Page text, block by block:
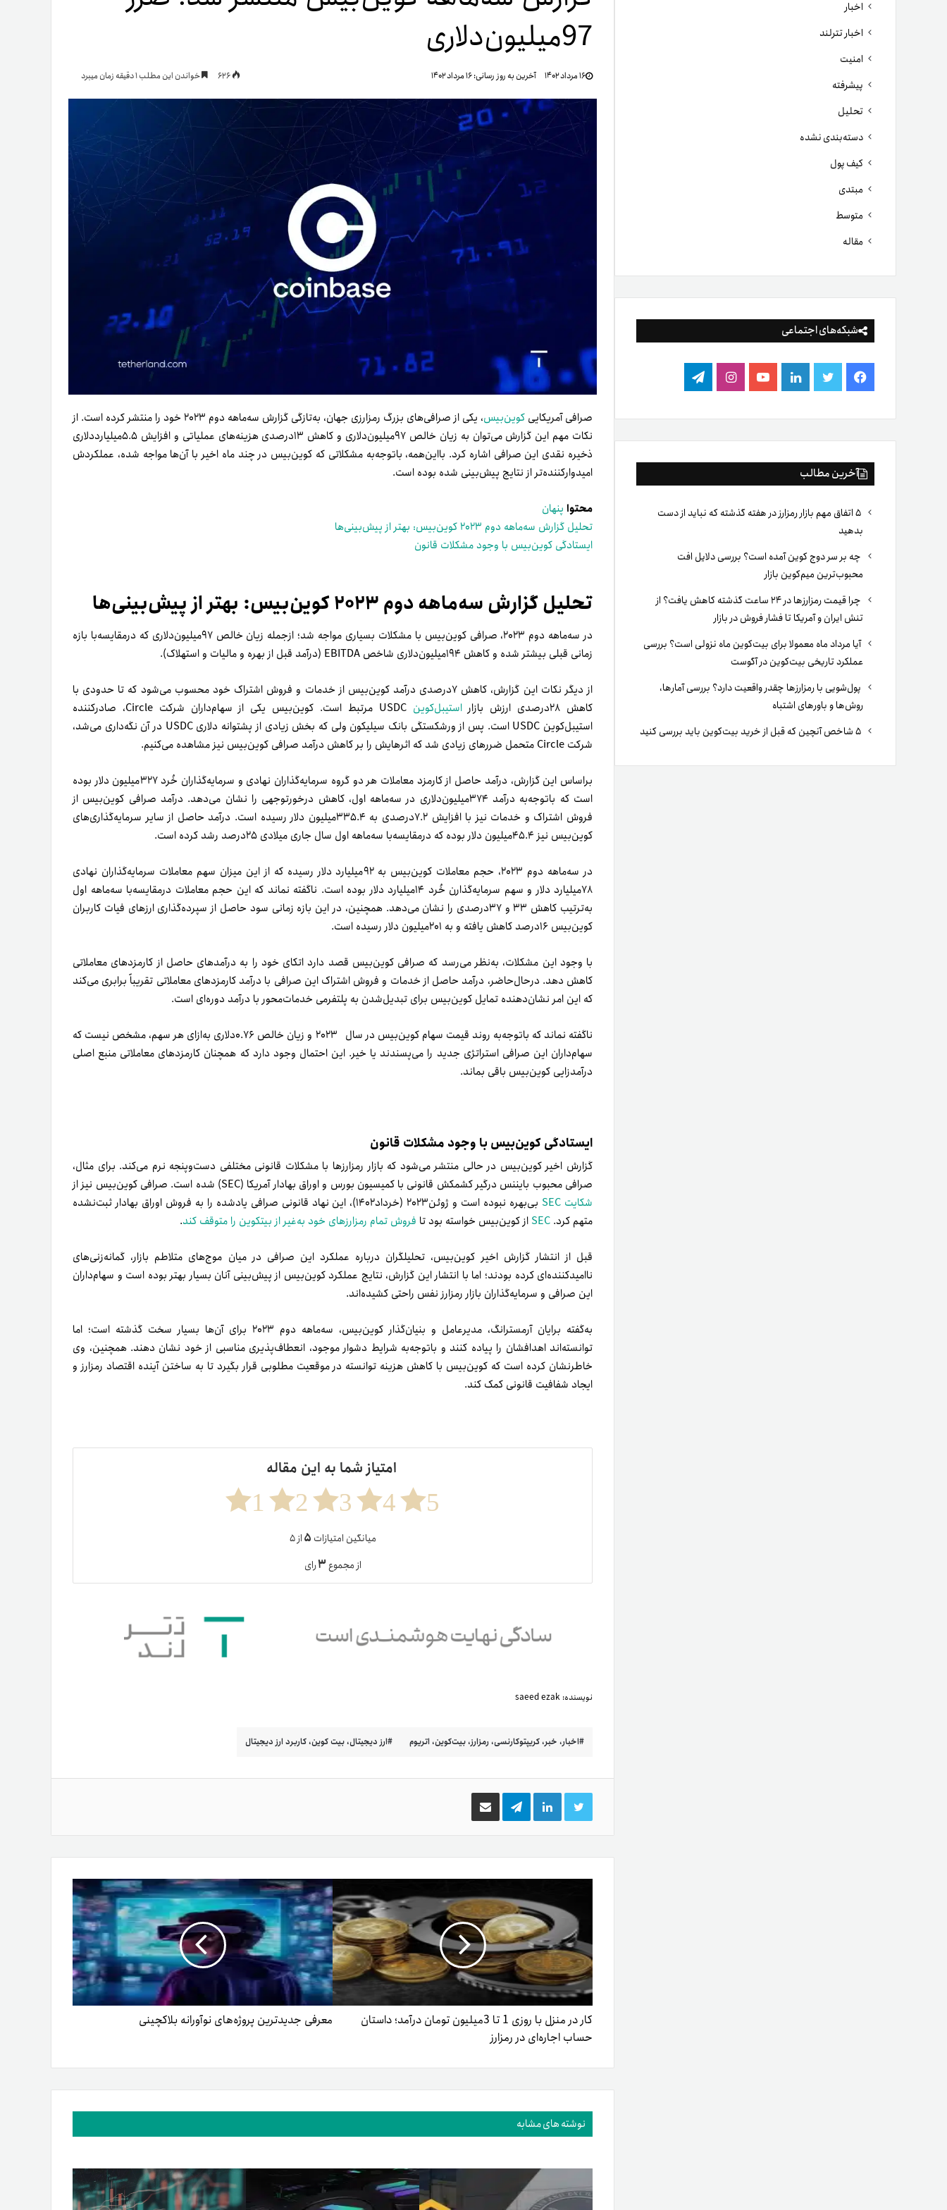
اخبار
اخبار تترلند
امنیت
پیشرفته
تحلیل
دسته‌بندی نشده
کیف پول
مبتدی
متوسط
مقاله
شبکه‌های اجتماعی
فیس
بوک
توییتر لینکدینیوتیوباینستاگرام
تلگرام
آخرین مطالب
۵ اتفاق مهم بازار رمزارز در هفته گذشته که نباید از دست
بدهید
چه بر سر دوج کوین آمده است؟ بررسی دلایل افت
محبوب‌ترین میم‌کوین بازار
چرا قیمت رمزارزها در ۲۴ ساعت گذشته کاهش یافت؟ از
تنش ایران و آمریکا تا فشار فروش در بازار
آیا مرداد ماه معمولا برای بیت‌کوین ماه نزولی است؟ بررسی
عملکرد تاریخی بیت‌کوین در آگوست
پول‌شویی با رمزارزها چقدر واقعیت دارد؟ بررسی آمارها،
روش‌ها و باورهای اشتباه
97‌میلیون‌دلاری
۱۶ مرداد ۱۴۰۲ آخرین به روز رسانی:۱۶ مرداد ۱۴۰۲ خواندن این مطلب 1 دقیقه زمان میبرد
صرافی آمریکایی کوین‌بیس
، یکی از صرافی‌های بزرگ رمزارزی جهان، به‌تازگی گزارش سه‌ماهه دوم ۲۰۲۳ خود را منتشر کرده است. از
نکات مهم این گزارش می‌توان به زیان خالص ۹۷‌میلیون‌دلاری و کاهش ۱۳درصدی هزینه‌های عملیاتی و افزایش ۵.۵‌میلیارد‌دلاری
ذخیره نقدی این صرافی اشاره کرد. بااین‌همه، باتوجه‌به مشکلاتی که کوین‌بیس در چند ماه اخیر با آن‌ها مواجه شده، عملکردش
امیدوارکننده‌تر از نتایج پیش‌بینی‌ شده بوده است.
محتوا پنهان
تحلیل گزارش سه‌ماهه دوم ۲۰۲۳ کوین‌بیس: بهتر از پیش‌بینی‌ها
ایستادگی کوین‌بیس با وجود مشکلات قانون
تحلیل گزارش سه‌ماهه دوم ۲۰۲۳ کوین‌بیس: بهتر از پیش‌بینی‌ها
در سه‌ماهه دوم ۲۰۲۳، صرافی کوین‌بیس با مشکلات بسیاری مواجه شد؛ ازجمله زیان خالص ۹۷‌میلیون‌دلاری که درمقایسه‌با بازه
زمانی قبلی بیشتر شده و کاهش ۱۹۴میلیون‌دلاری شاخص EBITDA (درآمد قبل از بهره و مالیات و استهلاک).
از دیگر نکات این گزارش، کاهش ۷درصدی درآمد کوین‌بیس از خدمات و فروش اشتراک خود محسوب می‌شود که تا حدودی با
کاهش ۲۸‌درصدی ارزش بازار
استیبل‌کوین
USDC مرتبط است. کوین‌بیس یکی از سهام‌داران شرکت Circle، صادرکننده
استیبل‌کوین USDC است. پس از ورشکستگی بانک سیلیکون ولی که بخش زیادی از پشتوانه دلاری USDC در آن نگه‌داری می‌شد،
شرکت Circle متحمل ضررهای زیادی شد که اثرهایش را بر کاهش درآمد صرافی کوین‌بیس نیز مشاهده می‌کنیم.
براساس این گزارش، درآمد حاصل از کارمزد معاملات هر دو گروه سرمایه‌گذاران نهادی و سرمایه‌گذاران خُرد ۳۲۷میلیون دلار بوده
است که باتوجه‌به درآمد ۳۷۴‌میلیون‌دلاری در سه‌ماهه اول، کاهش درخورتوجهی را نشان می‌دهد. درآمد صرافی کوین‌بیس از
فروش اشتراک و خدمات نیز با افزایش ۷.۲‌درصدی به ۳۳۵.۴میلیون دلار رسیده است. درآمد حاصل از سایر سرمایه‌گذاری‌های
کوین‌بیس نیز ۴۵.۴‌میلیون دلار بوده که درمقایسه‌با سه‌ماهه اول سال جاری میلادی ۲۵‌درصد رشد کرده است.
در سه‌ماهه دوم ۲۰۲۳، حجم معاملات کوین‌بیس به ۹۲میلیارد دلار رسیده که از این میزان سهم معاملات سرمایه‌گذاران نهادی
۷۸میلیارد دلار و سهم سرمایه‌گذارن خُرد ۱۴میلیارد دلار بوده است. ناگفته نماند که این حجم معاملات درمقایسه‌با سه‌ماهه اول
به‌ترتیب کاهش ۳۳ و ۳۷‌درصدی را نشان می‌دهد. همچنین، در این بازه زمانی سود حاصل از سپرده‌گذاری ارزهای فیات کاربران
کوین‌بیس ۱۶درصد کاهش یافته و به ۲۰۱میلیون دلار رسیده است.
با وجود این مشکلات، به‌نظر می‌رسد که صرافی کوین‌بیس قصد دارد اتکای خود را به درآمدهای حاصل از کارمزدهای معاملاتی
کاهش دهد. در‌حال‌حاضر، درآمد حاصل از خدمات و فروش اشتراک این صرافی با درآمد کارمزدهای معاملاتی تقریباً برابری می‌کند
که این امر نشان‌دهنده تمایل کوین‌بیس برای تبدیل‌شدن به پلتفرمی خدمات‌محور با درآمد دوره‌ای است.
ناگفته نماند که باتوجه‌به روند قیمت سهام کوین‌بیس در سال ۲۰۲۳ و زیان خالص ۰.۷۶‌دلاری به‌ازای هر سهم، مشخص نیست که
سهام‌داران این صرافی استراتژی جدید را می‌پسندند یا خیر. این احتمال وجود دارد که همچنان کارمزدهای معاملاتی منبع اصلی
درآمدزایی کوین‌بیس باقی بماند.
ایستادگی کوین‌بیس با وجود مشکلات قانون
گزارش اخیر کوین‌بیس در حالی منتشر می‌شود که بازار رمزارزها با مشکلات قانونی مختلفی دست‌وپنجه نرم می‌کند. برای مثال،
صرافی محبوب بایننس درگیر کشمکش قانونی با کمیسیون بورس و اوراق بهادار آمریکا (SEC) شده است. صرافی کوین‌بیس نیز از
شکایت SEC
بی‌بهره نبوده است و ژوئن۲۰۲۳ (خرداد۱۴۰۲)، این نهاد قانونی صرافی یادشده را به فروش اوراق بهادار ثبت‌نشده
متهم کرد. SEC از کوین‌بیس خواسته بود تا فروش تمام رمزارزهای خود به‌غیر از بیتکوین را متوقف کند.
قبل از انتشار گزارش اخیر کوین‌بیس، تحلیلگران درباره عملکرد این صرافی در میان موج‌های متلاطم بازار، گمانه‌زنی‌های
ناامیدکننده‌ای کرده بودند؛ اما با انتشار این گزارش، نتایج عملکرد کوین‌بیس از پیش‌بینی آنان بسیار بهتر بوده است و سهام‌داران
این صرافی و سرمایه‌گذاران بازار رمزارز نفس راحتی کشیده‌اند.
به‌گفته برایان آرمسترانگ، مدیر‌عامل و بنیان‌گذار کوین‌بیس، سه‌ماهه دوم ۲۰۲۳ برای آن‌ها بسیار سخت گذشته است؛ اما
توانسته‌اند اهدافشان را پیاده کنند و باتوجه‌به شرایط دشوار موجود، انعطاف‌پذیری مناسبی از خود نشان دهند. همچنین، وی
خاطر‌نشان کرده است که کوین‌بیس با کاهش هزینه توانسته در موقعیت مطلوبی قرار بگیرد تا به ساختن آینده اقتصاد رمزارز و
ایجاد شفافیت قانونی کمک کند.
امتیاز شما به این مقاله
5
4
3
2
1
میانگین امتیازات ۵از ۵
از مجموع۳رای
نویسنده: saeed ezak
اخبار، خبر، کریپتوکارنسی، رمزارز، بیت‌کوین، اتریوم ارز دیجیتال، بیت کوین، کاربرد ارز دیجیتال
توییتر لینکدینتلگرام اشتراک
گذاری
ایمیل
کار در منزل با روزی 1 تا 3میلیون تومان درآمد؛ داستان
حساب اجاره‌ای در رمزارز
معرفی جدیدترین پروژه‌های نوآورانه بلاکچینی
نوشته های مشابه